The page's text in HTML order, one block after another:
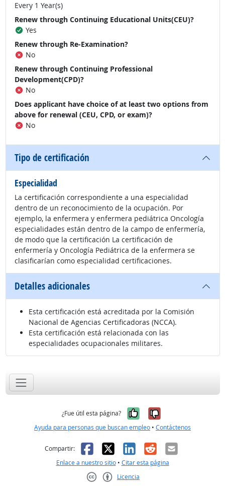
Every 1 Year(s)
Renew through Continuing Educational Units(CEU)?
Yes
Renew through Re-Examination?
No
Renew through Continuing Professional
Development(CPD)?
No
Does applicant have choice of at least two options from
above for renewal (CEU, CPD, or exam)?
No
Tipo de certificación
Especialidad
La certificación correspondiente a una especialidad
dentro de un reconocimiento de la ocupación. Por
ejemplo, la enfermera y enfermera pediátrica Oncología
especialidades están dentro de la campo de enfermería,
de modo que la certificación La certificación de
enfermería y Oncología Pediátrica de la enfermera se
clasificarían como especialidad certificaciones.
Detalles adicionales
Esta certificación está acreditada por la Comisión
Nacional de Agencias Certificadoras (NCCA).
Esta certificación está relacionada con las
especialidades ocupacionales militares.
¿Fue útil esta página? Sí, fue útil
No, no fue
Ayuda para personas que buscan empleo • Contáctenos
Compartir: Facebook
X LinkedIn
RedditCorreo
Enlace a nuestro sitio• Citar esta página
Licencia